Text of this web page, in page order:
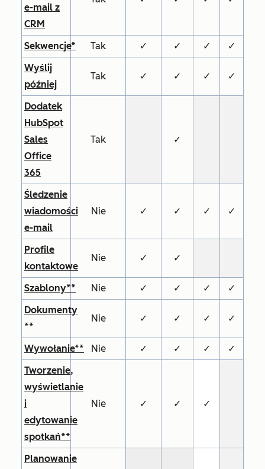
e-mail z
CRM
Sekwencje* Tak ✓ ✓ ✓
✓
Wyślij
później
Tak ✓ ✓ ✓ ✓
Dodatek
HubSpot
Sales
Office
365
Tak ✓
Śledzenie
wiadomości
e-mail
Nie ✓ ✓ ✓ ✓
Profile
kontaktowe
Nie ✓ ✓
Szablony** Nie ✓ ✓ ✓
✓
Dokumenty
**
Nie ✓ ✓ ✓ ✓
Wywołanie** Nie ✓ ✓ ✓
✓
Tworzenie,
wyświetlanie
i
edytowanie
spotkań**
Nie ✓ ✓ ✓
Planowanie